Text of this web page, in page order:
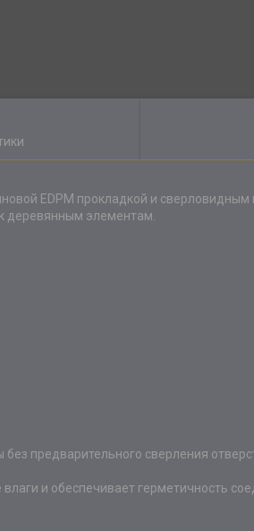
EDPM прокладкой и сверловидным
деревянным элементам.
предварительного сверления
и обеспечивает герметичность